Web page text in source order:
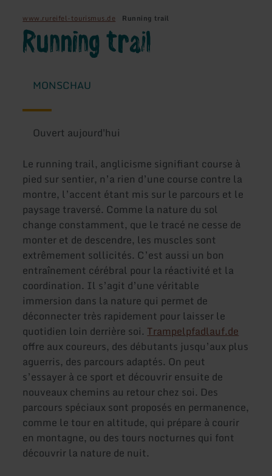
www.rureifel-tourismus.de Running trail
Running trail
MONSCHAU
Ouvert aujourd'hui
Le running trail, anglicisme signifiant course à
pied sur sentier, n’a rien d’une course contre la
montre, l’accent étant mis sur le parcours et le
paysage traversé. Comme la nature du sol
change constamment, que le tracé ne cesse de
monter et de descendre, les muscles sont
extrêmement sollicités. C’est aussi un bon
entraînement cérébral pour la réactivité et la
coordination. Il s’agit d’une véritable
immersion dans la nature qui permet de
déconnecter très rapidement pour laisser le
quotidien loin derrière soi.Trampelpfadlauf.de
offre aux coureurs, des débutants jusqu’aux plus
aguerris, des parcours adaptés. On peut
s’essayer à ce sport et découvrir ensuite de
nouveaux chemins au retour chez soi. Des
parcours spéciaux sont proposés en permanence,
comme le tour en altitude, qui prépare à courir
en montagne, ou des tours nocturnes qui font
découvrir la nature de nuit.